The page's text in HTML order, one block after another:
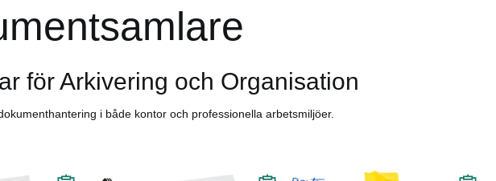
för Arkivering och Organisation
i både kontor och professionella arbetsmiljöer.